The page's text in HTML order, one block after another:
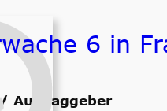
6 in
Auftraggeber